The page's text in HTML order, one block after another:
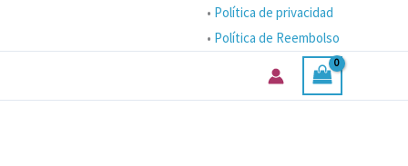
• Política de privacidad
• Política de Reembolso